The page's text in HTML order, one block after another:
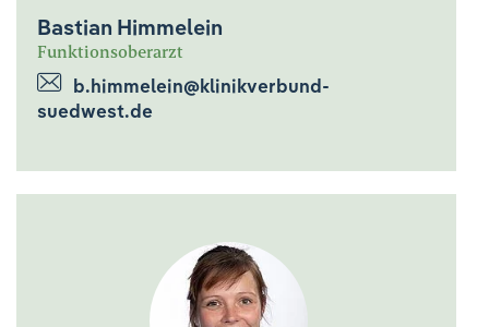
Bastian Himmelein
Funktionsoberarzt
b.himmelein@klinikverbund-
suedwest.de